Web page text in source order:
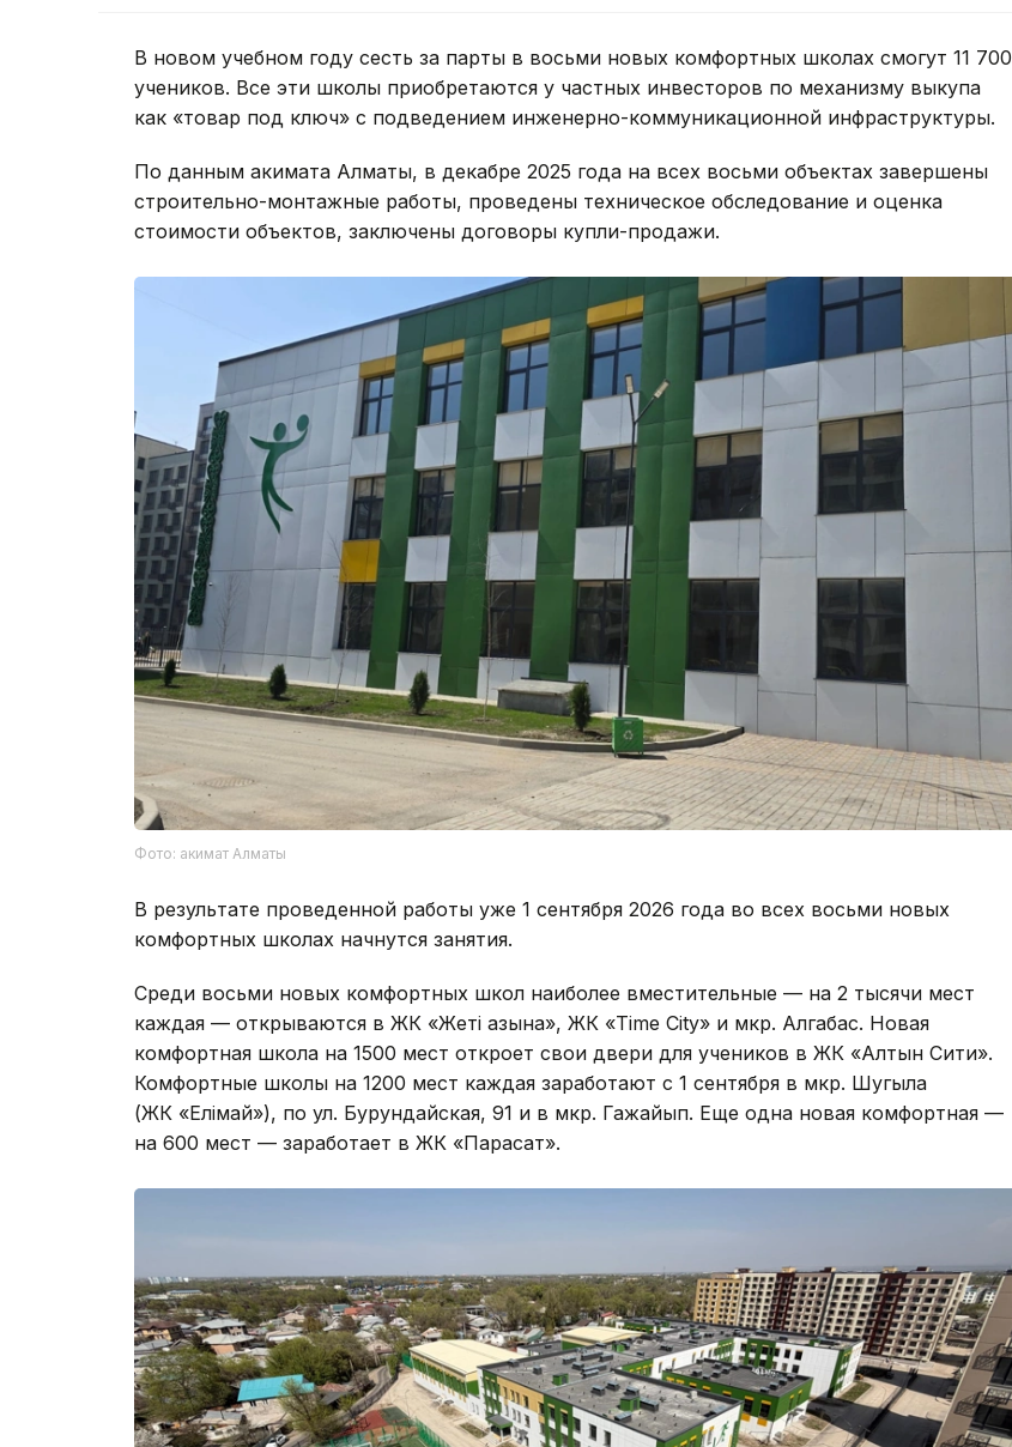
В новом учебном году сесть за парты в восьми новых комфортных школах смогут 11 700
учеников. Все эти школы приобретаются у частных инвесторов по механизму выкупа
как «товар под ключ» с подведением инженерно-коммуникационной инфраструктуры.
По данным акимата Алматы, в декабре 2025 года на всех восьми объектах завершены
строительно-монтажные работы, проведены техническое обследование и оценка
стоимости объектов, заключены договоры купли-продажи.
Фото: акимат Алматы
В результате проведенной работы уже 1 сентября 2026 года во всех восьми новых
комфортных школах начнутся занятия.
Среди восьми новых комфортных школ наиболее вместительные — на 2 тысячи мест
каждая — открываются в ЖК «Жеті Қазына», ЖК «Time City» и мкр. Алгабас. Новая
комфортная школа на 1500 мест откроет свои двери для учеников в ЖК «Алтын Сити».
Комфортные школы на 1200 мест каждая заработают с 1 сентября в мкр. Шугыла
(ЖК «Елімай»), по ул. Бурундайская, 91 и в мкр. Гажайып. Еще одна новая комфортная —
на 600 мест — заработает в ЖК «Парасат».